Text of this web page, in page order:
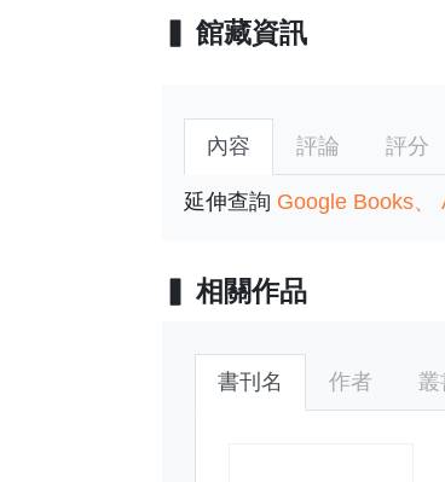
館藏資訊
內容 評論 評分
延伸查詢 Google Books
相關作品
書刊名 作者 叢